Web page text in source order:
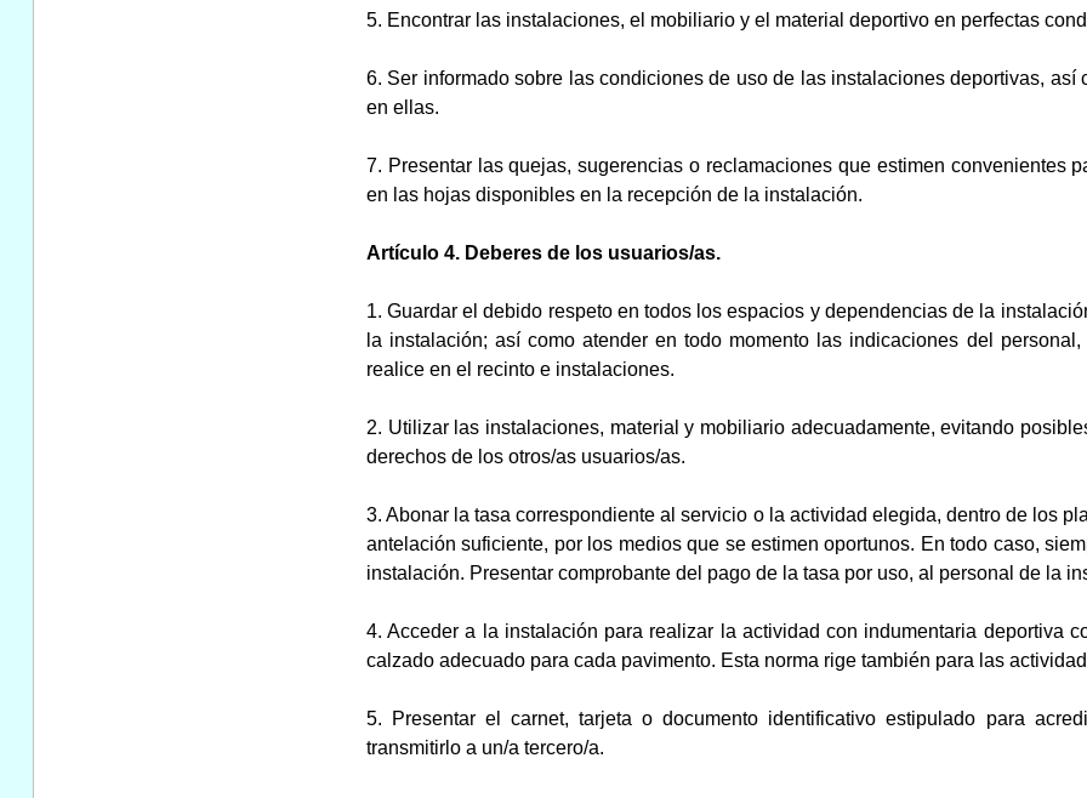
5. Encontrar las instalaciones, el mobiliario y el material deportivo en perfectas
6. Ser informado sobre las condiciones de uso de las instalaciones deportivas,
en ellas.
7. Presentar las quejas, sugerencias o reclamaciones que estimen convenientes
en las hojas disponibles en la recepción de la instalación.
Artículo 4. Deberes de los usuarios/as.
1. Guardar el debido respeto en todos los espacios y dependencias de la
la instalación; así como atender en todo momento las indicaciones del
realice en el recinto e instalaciones.
2. Utilizar las instalaciones, material y mobiliario adecuadamente, evitando
derechos de los otros/as usuarios/as.
3. Abonar la tasa correspondiente al servicio o la actividad elegida, dentro de los
antelación suficiente, por los medios que se estimen oportunos. En todo caso,
instalación. Presentar comprobante del pago de la tasa por uso, al personal de la
4. Acceder a la instalación para realizar la actividad con indumentaria deportiva
calzado adecuado para cada pavimento. Esta norma rige también para las
5. Presentar el carnet, tarjeta o documento identificativo estipulado para
transmitirlo a un/a tercero/a.